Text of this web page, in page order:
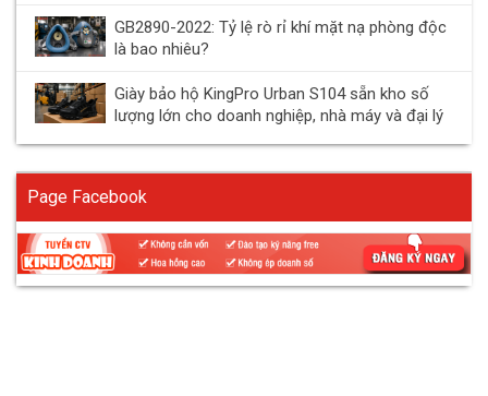
GB2890-2022: Tỷ lệ rò rỉ khí mặt nạ phòng độc
là bao nhiêu?
Giày bảo hộ KingPro Urban S104 sẵn kho số
lượng lớn cho doanh nghiệp, nhà máy và đại lý
Page Facebook